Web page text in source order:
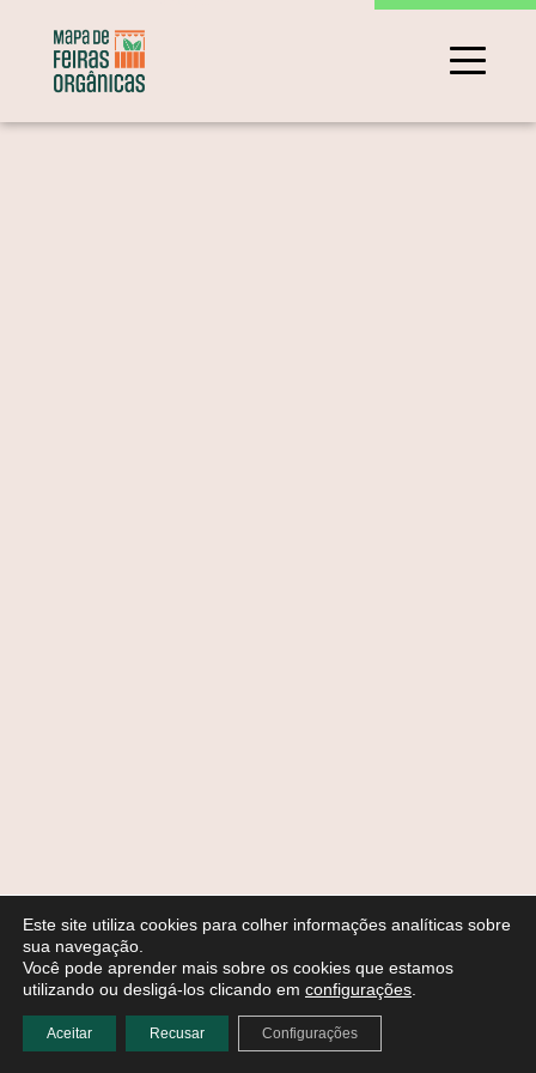
Este site utiliza cookies para colher informações analíticas sobre
sua navegação.
Você pode aprender mais sobre os cookies que estamos
utilizando ou desligá-los clicando em configurações
Aceitar Recusar Configurações